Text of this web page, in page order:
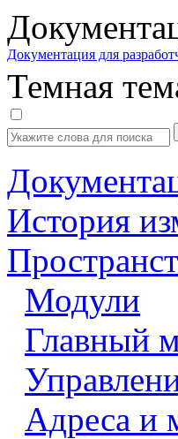
Документация для
Темная
История
Модули
Главный
Адреса и